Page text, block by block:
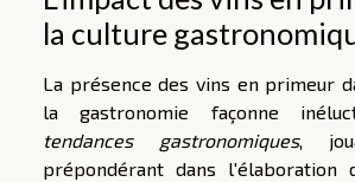
la culture
La présence des vins en primeur
la gastronomie façonne
tendances gastronomiques,
prépondérant dans l'élaboration